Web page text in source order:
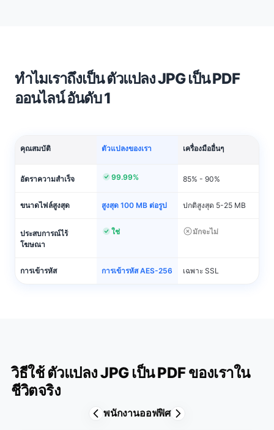
ทำไมเราถึงเป็น ตัวแปลง JPG เป็น PDF
ออนไลน์ อันดับ 1
คุณสมบัติ ตัวแปลงของเรา เครื่องมืออื่นๆ
อัตราความสำเร็จ 99.99% 85% - 90%
ขนาดไฟล์สูงสุด สูงสุด 100 MB ต่อรูป ปกติสูงสุด 5-25 MB
ประสบการณ์ไร้
โฆษณา
ใช่ มักจะไม่
การเข้ารหัส การเข้ารหัส AES-256 เฉพาะ SSL
วิธีใช้ ตัวแปลง JPG เป็น PDF ของเราใน
ชีวิตจริง
พนักงานออฟฟิศ